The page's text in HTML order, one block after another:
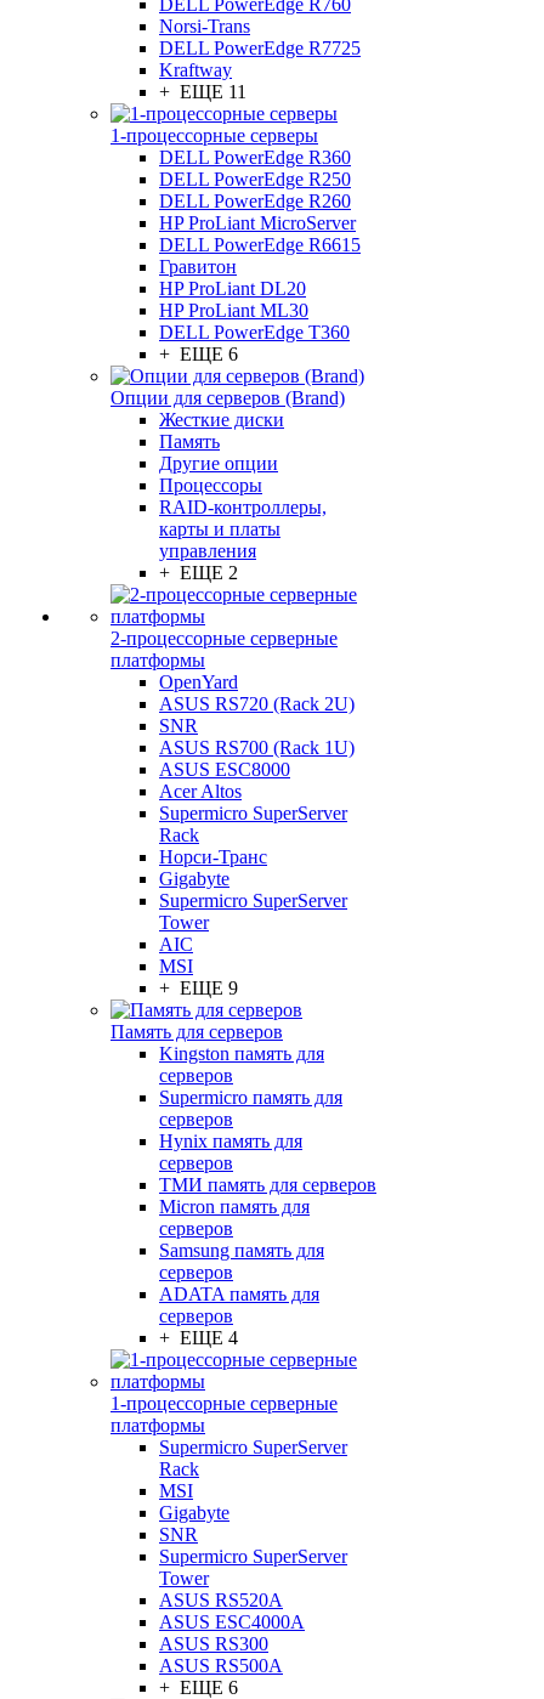
DELL PowerEdge R760
Norsi-Trans
DELL PowerEdge R7725
Kraftway
+ ЕЩЕ 11
1-процессорные серверы
DELL PowerEdge R360
DELL PowerEdge R250
DELL PowerEdge R260
HP ProLiant MicroServer
DELL PowerEdge R6615
Гравитон
HP ProLiant DL20
HP ProLiant ML30
DELL PowerEdge T360
+ ЕЩЕ 6
Опции для серверов (Brand)
Жесткие диски
Память
Другие опции
Процессоры
RAID-контроллеры,
карты и платы
управления
+ ЕЩЕ 2
2-процессорные серверные
платформы
OpenYard
ASUS RS720 (Rack 2U)
SNR
ASUS RS700 (Rack 1U)
ASUS ESC8000
Acer Altos
Supermicro SuperServer
Rack
Норси-Транс
Gigabyte
Supermicro SuperServer
Tower
AIC
MSI
+ ЕЩЕ 9
Память для серверов
Kingston память для
серверов
Supermicro память для
серверов
Hynix память для
серверов
ТМИ память для серверов
Micron память для
серверов
Samsung память для
серверов
ADATA память для
серверов
+ ЕЩЕ 4
1-процессорные серверные
платформы
Supermicro SuperServer
Rack
MSI
Gigabyte
SNR
Supermicro SuperServer
Tower
ASUS RS520A
ASUS ESC4000A
ASUS RS300
ASUS RS500A
+ ЕЩЕ 6